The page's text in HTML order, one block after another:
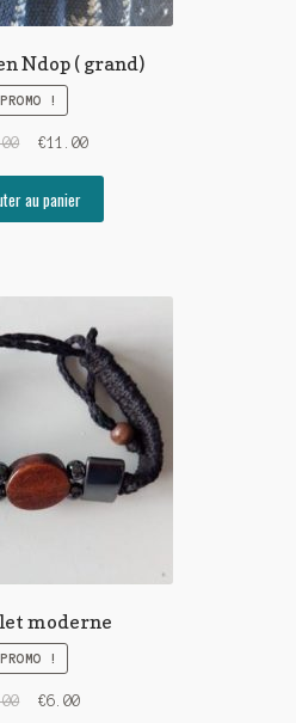
Ndop ( grand)
PROMO !
€11.00
au panier
moderne
PROMO !
€6.00